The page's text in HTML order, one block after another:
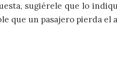
sugiérele que lo
que un pasajero pierda el